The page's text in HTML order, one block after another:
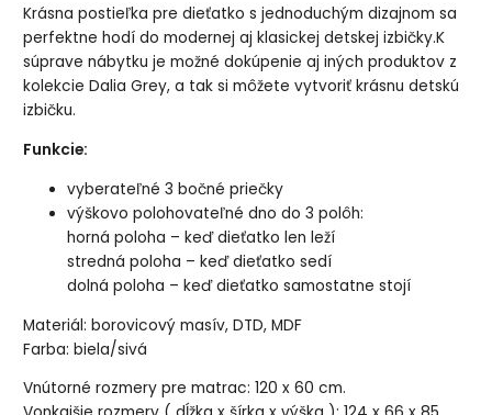
Krásna postieľka pre dieťatko s jednoduchým dizajnom sa
perfektne hodí do modernej aj klasickej detskej izbičky.K
súprave nábytku je možné dokúpenie aj iných produktov z
kolekcie Dalia Grey, a tak si môžete vytvoriť krásnu detskú
izbičku.
Funkcie:
vyberateľné 3 bočné priečky
výškovo polohovateľné dno do 3 polôh:
horná poloha – keď dieťatko len leží
stredná poloha – keď dieťatko sedí
dolná poloha – keď dieťatko samostatne stojí
Materiál: borovicový masív, DTD, MDF
Farba: biela/sivá
Vnútorné rozmery pre matrac: 120 x 60 cm.